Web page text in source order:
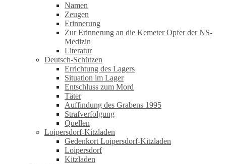
Namen
Zeugen
Erinnerung
Zur Erinnerung an die Kemeter Opfer der NS-
Medizin
Literatur
Deutsch-Schützen
Errichtung des Lagers
Situation im Lager
Entschluss zum Mord
Täter
Auffindung des Grabens 1995
Strafverfolgung
Quellen
Loipersdorf-Kitzladen
Gedenkort Loipersdorf-Kitzladen
Loipersdorf
Kitzladen